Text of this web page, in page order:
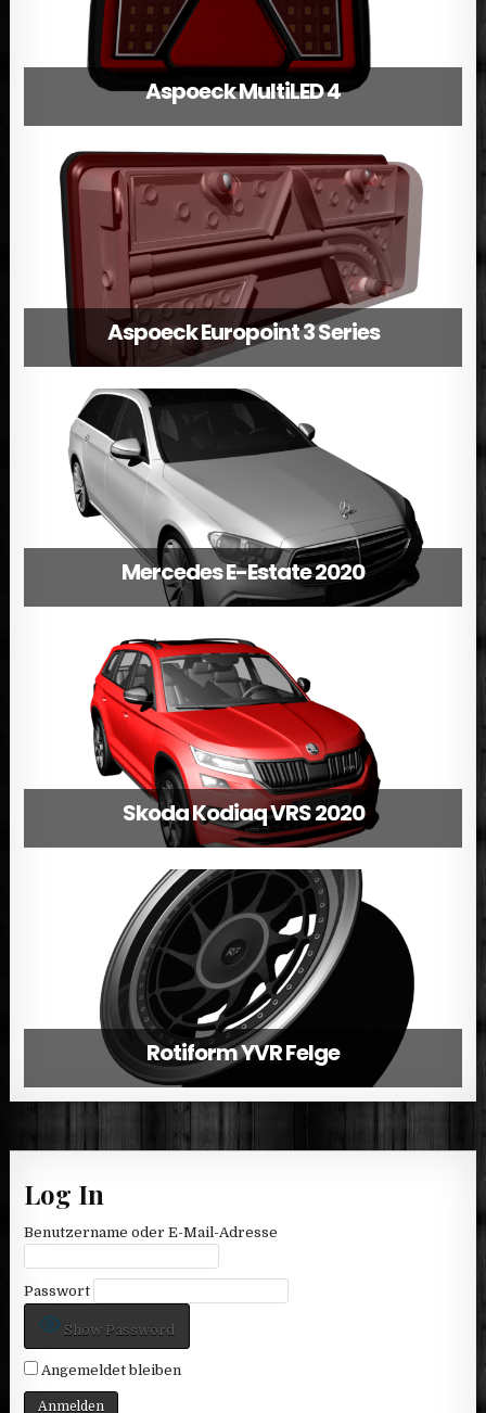
Aspoeck MultiLED 4
Aspoeck Europoint 3 Series
Mercedes E-Estate 2020
Skoda Kodiaq VRS 2020
Rotiform YVR Felge
Log In
Benutzername oder E-Mail-Adresse
Passwort
Show Password
Angemeldet bleiben